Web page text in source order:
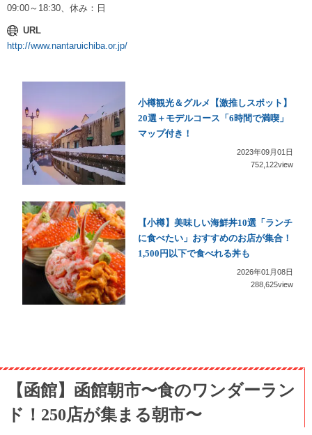
09:00～18:30、休み：日
URL
http://www.nantaruichiba.or.jp/
小樽観光＆グルメ【激推しスポット】
20選＋モデルコース「6時間で満喫」
マップ付き！
2023年09月01日
752,122view
【小樽】美味しい海鮮丼10選「ランチ
に食べたい」おすすめのお店が集合！
1,500円以下で食べれる丼も
2026年01月08日
288,625view
【函館】函館朝市〜食のワンダーラン
ド！250店が集まる朝市〜